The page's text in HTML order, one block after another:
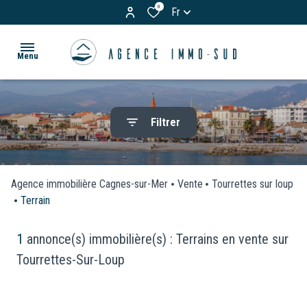
0 Fr
Menu
ACCUEIL
ACHETER
Appartements
Maisons
& Villas
Garages
LOUER
VENDUS
ESTIMATION
Filtrer
Agence immobilière Cagnes-sur-Mer Vente
Tourrettes sur loup
Terrain
1 annonce(s) immobilière(s) : Terrains en vente sur
Tourrettes-Sur-Loup